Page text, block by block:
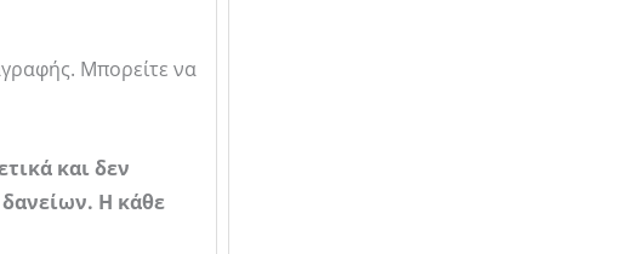
Μπορείτε να
και δεν
δανείων. Η κάθε